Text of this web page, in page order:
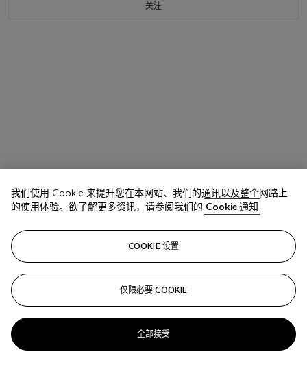
关注
我们使用 Cookie 来提升您在本网站、我们的通讯以及整个网路上
的使用体验。欲了解更多资讯，请参阅我们的 Cookie 通知
COOKIE 设置
仅限必要 COOKIE
全部接受